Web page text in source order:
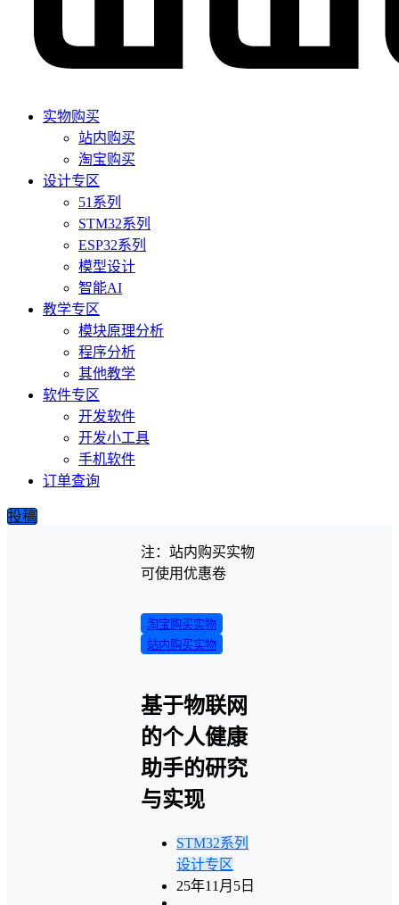
实物购买
站内购买
淘宝购买
设计专区
51系列
STM32系列
ESP32系列
模型设计
智能AI
教学专区
模块原理分析
程序分析
其他教学
软件专区
开发软件
开发小工具
手机软件
订单查询
投稿
注：站内购买实物
可使用优惠卷
淘宝购买实物
站内购买实物
基于物联网
的个人健康
助手的研究
与实现
STM32系列
设计专区
25年11月5日